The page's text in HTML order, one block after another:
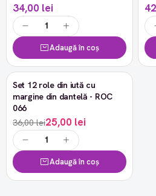
34,00 lei
Adaugă în coș
-30%
Set 12 role din iută cu
margine din dantelă - ROC
066
36,00 lei25,00 lei
Adaugă în coș